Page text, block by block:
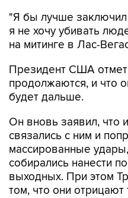
"Я бы лучше заключил
я не хочу убивать
на митинге в Лас-
Президент США
продолжаются, и что
будет дальше.
Он вновь заявил, что
связались с ним и
массированные
собирались нанести
выходных. При этом
том, что они отрицают